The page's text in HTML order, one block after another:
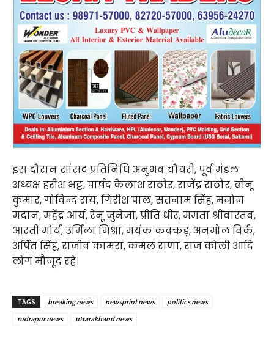
इस दौरान सांसद प्रतिनिधि अनुभव चौधरी, पूर्व मंडल
अध्यक्ष हरीश भट्ट, पार्षद कैलाश राठौर, राजेंद्र राठौर, बीनू
कुमार, गोविन्द राय, गिरीश पाल, सतनाम सिंह, मनोज
मदान, महेंद्र आर्य, रेनू जुनेजा, प्रीति धीर, ममता श्रीवास्तव,
आरती मौर्य, उर्मिला मिश्रा, मयंक कक्कड़, अनमोल विर्क,
अर्पित सिंह, राजीव कामरा, कमल राणा, राज कोली आदि
लोग मौजूद रहे।
TAGS breaking news newsprint news
politics news
rudrapur news
uttarakhand news